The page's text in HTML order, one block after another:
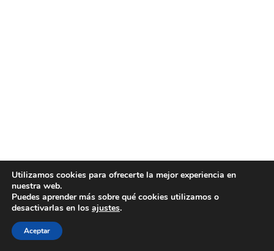
Utilizamos cookies para ofrecerte la mejor experiencia en
nuestra web.
Puedes aprender más sobre qué cookies utilizamos o
desactivarlas en los ajustes.
Aceptar